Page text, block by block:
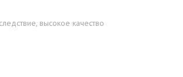
высокое качество